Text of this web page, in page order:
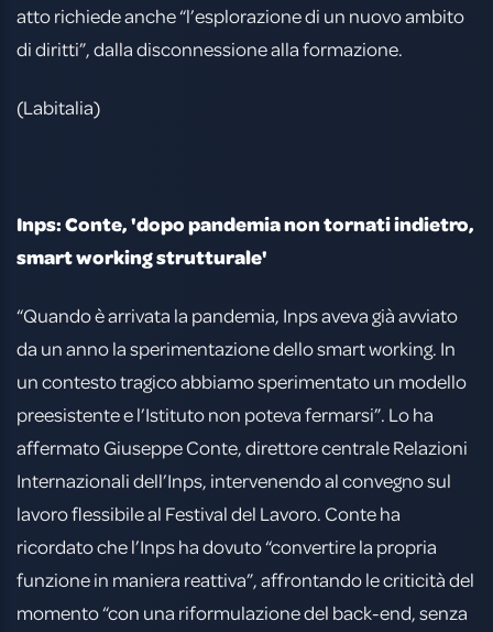
atto richiede anche “l’esplorazione di un nuovo ambito
di diritti”, dalla disconnessione alla formazione.
(Labitalia)
Inps: Conte, 'dopo pandemia non tornati indietro,
smart working strutturale'
“Quando è arrivata la pandemia, Inps aveva già avviato
da un anno la sperimentazione dello smart working. In
un contesto tragico abbiamo sperimentato un modello
preesistente e l’Istituto non poteva fermarsi”. Lo ha
affermato Giuseppe Conte, direttore centrale Relazioni
Internazionali dell’Inps, intervenendo al convegno sul
lavoro flessibile al Festival del Lavoro. Conte ha
ricordato che l’Inps ha dovuto “convertire la propria
funzione in maniera reattiva”, affrontando le criticità del
momento “con una riformulazione del back-end, senza